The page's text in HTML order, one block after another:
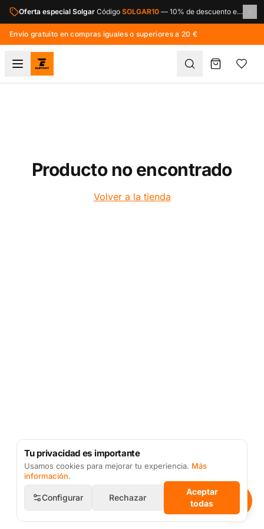
Tu privacidad es importante
Usamos cookies para mejorar tu experiencia. Más
información.
Configurar Rechazar
Aceptar
todas
Saltar al contenido principal
Oferta especial Solgar Código SOLGAR10 — 10% de descuento en toda la marca Solgar.
Envío gratuito en compras iguales o superiores a 20 €
Producto no encontrado
Volver a la tienda